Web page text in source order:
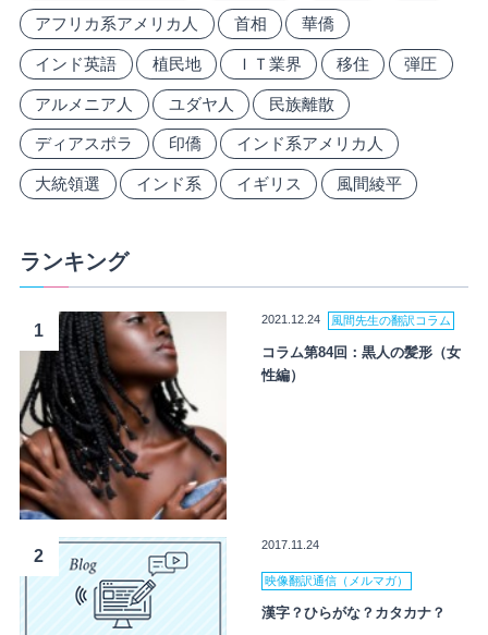
アフリカ系アメリカ人 首相 華僑
インド英語 植民地 ＩＴ業界 移住 弾圧
アルメニア人 ユダヤ人 民族離散
ディアスポラ 印僑 インド系アメリカ人
大統領選 インド系 イギリス 風間綾平
ランキング
1
2021.12.24 風間先生の翻訳コラム
コラム第84回：黒人の髪形（女
性編）
2
2017.11.24
映像翻訳通信（メルマガ）
漢字？ひらがな？カタカナ？